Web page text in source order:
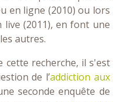
en ligne (2010) ou lors
(2011), en font une
autres.
cette recherche, il s'est
de l’addiction aux
seconde enquête de